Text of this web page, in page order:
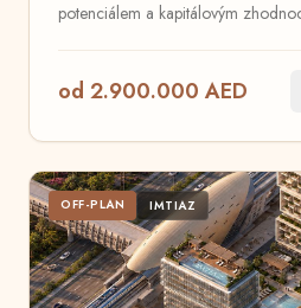
potenciálem a kapitálovým
od 2.900.000 AED
OFF-PLAN IMTIAZ